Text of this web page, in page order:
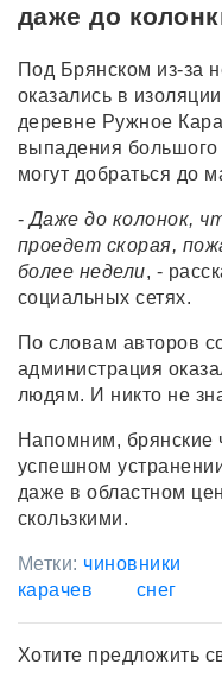
даже до
Под Брянском из-за
оказались в
деревне Ружное
выпадения большого
могут добраться до
-Даже до колонок,
проедет скорая,
более недели, -
социальных сетях.
По словам авторов
администрация
людям. И никто не
Напомним, брянские
успешном
даже в областном
скользкими.
Метки: чиновники
карачев
снег
Хотите предложить